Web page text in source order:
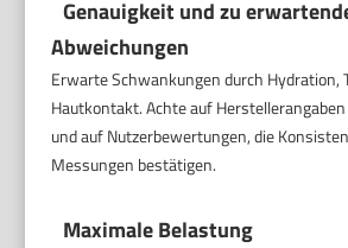
Genauigkeit und zu
Abweichungen
Erwarte Schwankungen durch Hydration,
Hautkontakt. Achte auf
und auf Nutzerbewertungen, die
Messungen bestätigen.
Maximale Belastung